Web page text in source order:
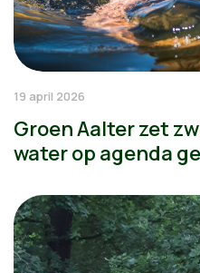
19 april 2026
Groen Aalter zet
water op agenda